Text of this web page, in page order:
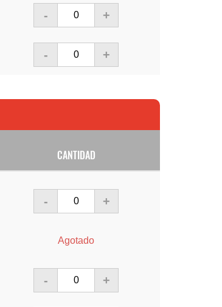
- +
- +
CANTIDAD
- +
Agotado
- +